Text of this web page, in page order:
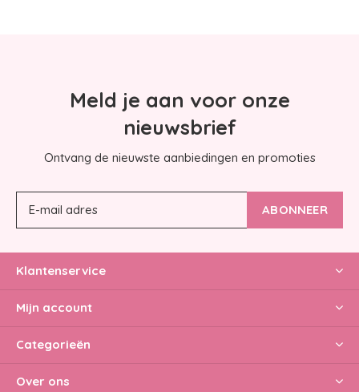
Meld je aan voor onze
nieuwsbrief
Ontvang de nieuwste aanbiedingen en promoties
ABONNEER
Klantenservice
Mijn account
Categorieën
Over ons